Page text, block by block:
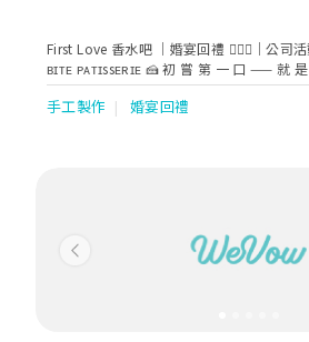
First Love 香水吧 ｜婚宴回禮 👰🏻‍♀️｜公司
ʙɪᴛᴇ ᴘᴀᴛɪssᴇʀɪᴇ 🍰 初 嘗 第 一 口 —— 就
女 孩 的 夢 想 之 路👣👭 ʜᴋ ʙᴀsᴇᴅ 🇭🇰
手工製作 婚宴回禮
Previous